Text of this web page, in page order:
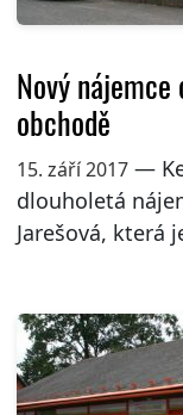
Nový
obchodě
15. září 2017— Ke
dlouholetá
Jarešová, která